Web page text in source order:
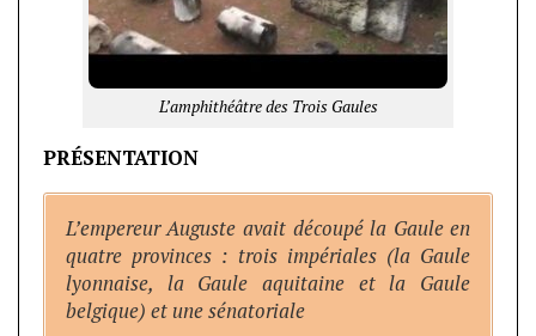
L’amphithéâtre des Trois Gaules
PRÉSENTATION
L’empereur Auguste avait découpé la Gaule en
quatre provinces : trois impériales (la Gaule
lyonnaise, la Gaule aquitaine et la Gaule
belgique) et une sénatoriale